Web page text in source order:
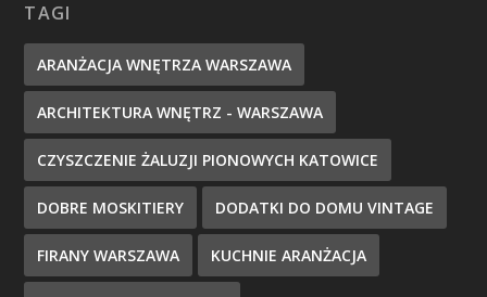
TAGI
ARANŻACJA WNĘTRZA WARSZAWA
ARCHITEKTURA WNĘTRZ - WARSZAWA
CZYSZCZENIE ŻALUZJI PIONOWYCH KATOWICE
DOBRE MOSKITIERY DODATKI DO DOMU VINTAGE
FIRANY WARSZAWA KUCHNIE ARANŻACJA